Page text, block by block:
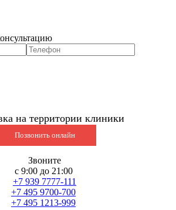
на территории клиники
Позвонить онлайн
Звоните
с 9:00 до 21:00
+7 939 7777-111
+7 495 9700-700
+7 495 1213-999